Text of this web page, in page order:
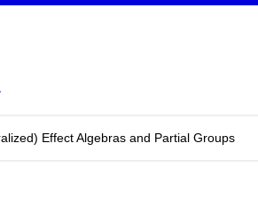
Effect Algebras and Partial Groups